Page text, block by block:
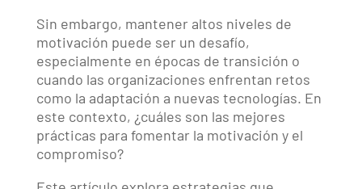
Sin embargo, mantener altos niveles de
motivación puede ser un desafío,
especialmente en épocas de transición o
cuando las organizaciones enfrentan retos
como la adaptación a nuevas tecnologías. En
este contexto, ¿cuáles son las mejores
prácticas para fomentar la motivación y el
compromiso?